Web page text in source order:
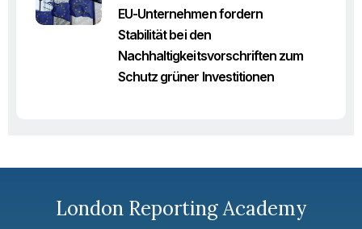
EU-Unternehmen fordern
Stabilität bei den
Nachhaltigkeitsvorschriften zum
Schutz grüner Investitionen
London Reporting Academy